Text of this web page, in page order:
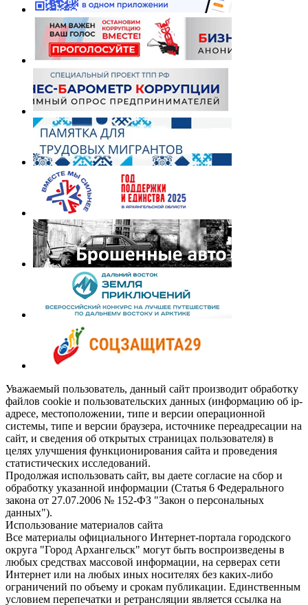
Уважаемый пользователь, данный сайт производит обработку
файлов cookie и пользовательских данных (информацию об ip-
адресе, местоположении, типе и версии операционной
системы, типе и версии браузера, источнике переадресации на
сайт, и сведения об открытых страницах пользователя) в
целях улучшения функционирования сайта и проведения
статистических исследований.
Продолжая использовать сайт, вы даете согласие на сбор и
обработку указанной информации (Статья 6 Федерального
закона от 27.07.2006 № 152-ФЗ "Закон о персональных
данных").
Использование материалов сайта
Все материалы официального Интернет-портала городского
округа "Город Архангельск" могут быть воспроизведены в
любых средствах массовой информации, на серверах сети
Интернет или на любых иных носителях без каких-либо
ограничений по объему и срокам публикации. Единственным
условием перепечатки и ретрансляции является ссылка на